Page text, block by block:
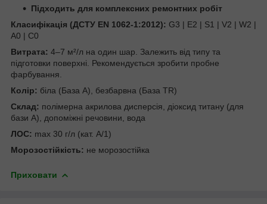
Підходить для комплексних ремонтних робіт
Класифікація (ДСТУ EN 1062-1:2012): G3 | E2 | S1 | V2 | W2 |
A0 | C0
Витрата: 4–7 м²/л на один шар. Залежить від типу та
підготовки поверхні. Рекомендується зробити пробне
фарбування.
Колір: біла (База А), безбарвна (База TR)
Склад: полімерна акрилова дисперсія, діоксид титану (для
бази А), допоміжні речовини, вода
ЛОС: max 30 г/л (кат. А/1)
Морозостійкість: не морозостійка
Приховати